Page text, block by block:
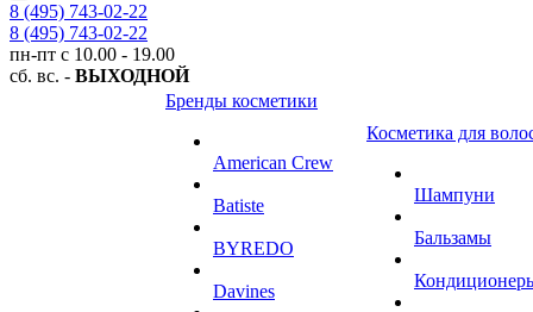
8 (495) 743-02-22
8 (495) 743-02-22
пн-пт с 10.00 - 19.00
сб. вс. - ВЫХОДНОЙ
Бренды косметики
American Crew
Batiste
BYREDO
Davines
Косметика для
Шампуни
Бальзамы